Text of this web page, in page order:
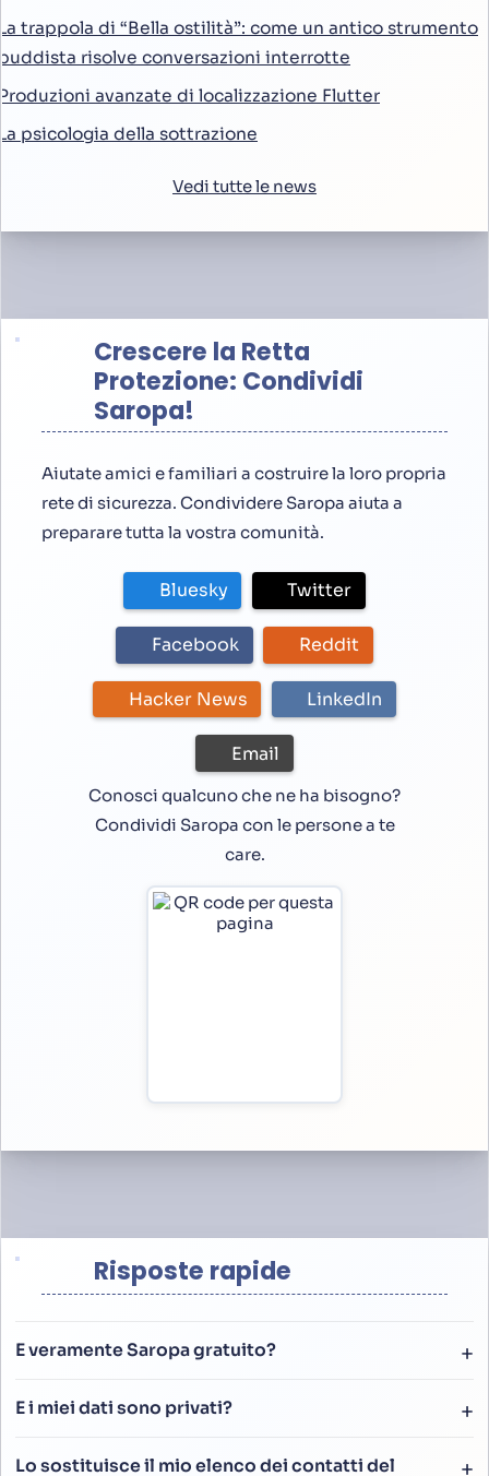
trappola di “Bella ostilità”: come un antico strumento
risolve conversazioni interrotte
avanzate di localizzazione Flutter
psicologia della sottrazione
Vedi tutte le news
Crescere la Retta
Protezione: Condividi
Saropa!
Aiutate amici e familiari a costruire la loro propria
rete di sicurezza. Condividere Saropa aiuta a
preparare tutta la vostra comunità.
Bluesky Twitter
Facebook Reddit
Hacker News LinkedIn
Email
Conosci qualcuno che ne ha bisogno?
Condividi Saropa con le persone a te
care.
Risposte rapide
E veramente Saropa gratuito?
E i miei dati sono privati?
Lo sostituisce il mio elenco dei contatti del